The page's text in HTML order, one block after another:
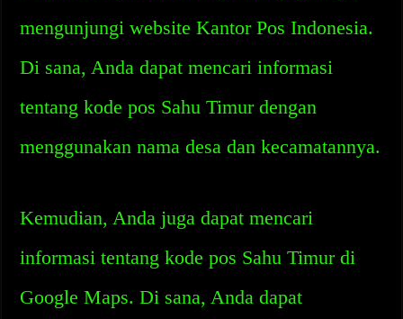
mengunjungi website Kantor Pos Indonesia.
Di sana, Anda dapat mencari informasi
tentang kode pos Sahu Timur dengan
menggunakan nama desa dan kecamatannya.
Kemudian, Anda juga dapat mencari
informasi tentang kode pos Sahu Timur di
Google Maps. Di sana, Anda dapat